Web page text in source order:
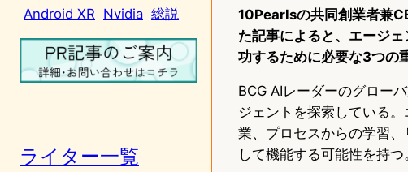
Android XR Nvidia 総説
ライター一覧
10Pearlsの共同創業者兼
た記事によると、エージ
功するために必要な3つの
BCG AIレーダーのグロー
ジェントを探索している
業、プロセスからの学習
して機能する可能性を持つ